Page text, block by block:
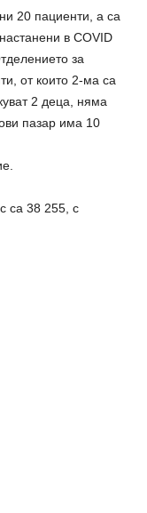
20 пациенти, а са
в COVID
за
от които 2-ма са
2 деца, няма
пазар има 10
са 38 255, с